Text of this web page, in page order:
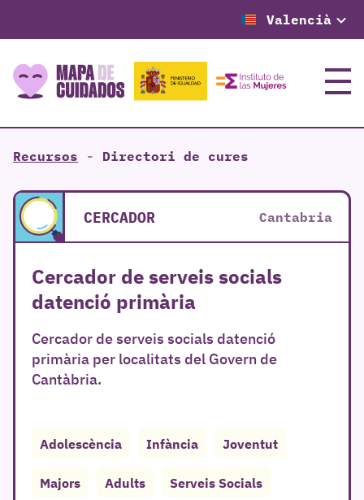
Valencià
Menú
Recursos - Directori de cures
CERCADOR Cantabria
Cercador de serveis socials
datenció primària
Cercador de serveis socials datenció
primària per localitats del Govern de
Cantàbria.
Adolescència Infància Joventut
Majors Adults Serveis Socials